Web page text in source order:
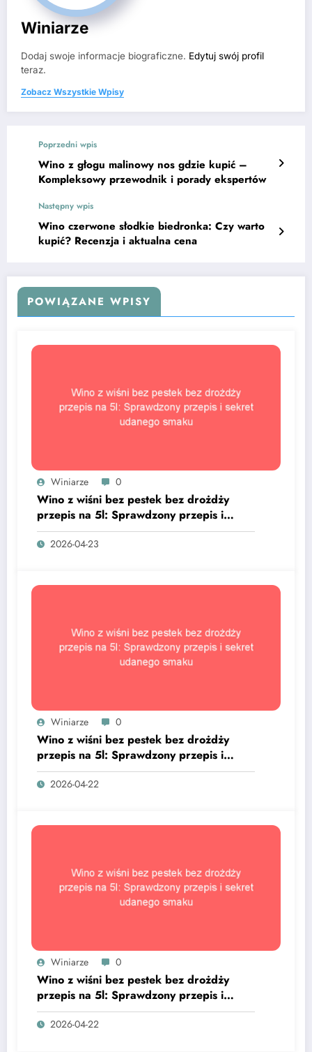
Winiarze
Dodaj swoje informacje biograficzne. Edytuj swój profil
teraz.
Zobacz Wszystkie Wpisy
Poprzedni wpis
Wino z głogu malinowy nos gdzie kupić –
Kompleksowy przewodnik i porady ekspertów
Następny wpis
Wino czerwone słodkie biedronka: Czy warto
kupić? Recenzja i aktualna cena
POWIĄZANE WPISY
Winiarze 0
Wino z wiśni bez pestek bez drożdży
przepis na 5l: Sprawdzony przepis i
sekret udanego smaku
2026-04-23
Winiarze 0
Wino z wiśni bez pestek bez drożdży
przepis na 5l: Sprawdzony przepis i
sekret udanego smaku
2026-04-22
Winiarze 0
Wino z wiśni bez pestek bez drożdży
przepis na 5l: Sprawdzony przepis i
sekret udanego smaku
2026-04-22